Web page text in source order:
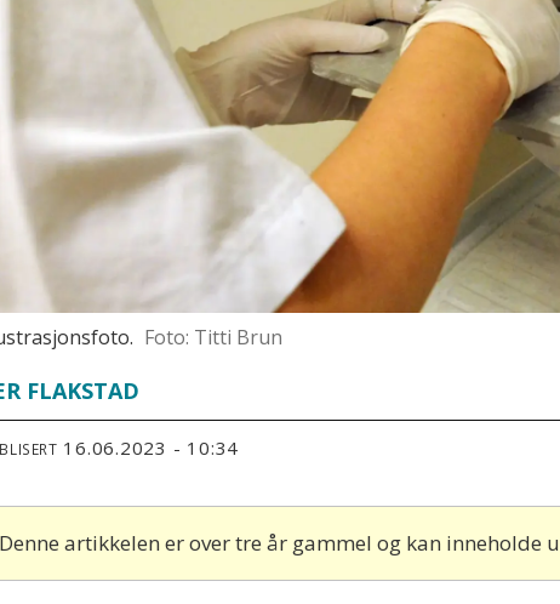
Foto: Titti Brun
FLAKSTAD
16.06.2023 - 10:34
Denne artikkelen er over tre år gammel og kan inneholde